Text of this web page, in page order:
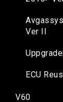
Ver II
ECU
V60